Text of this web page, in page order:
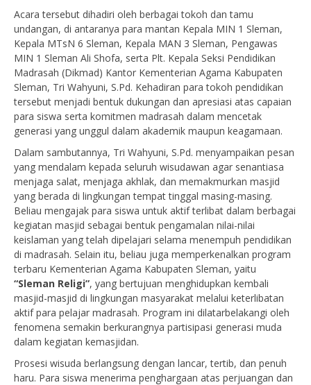
Acara tersebut dihadiri oleh berbagai tokoh dan tamu
undangan, di antaranya para mantan Kepala MIN 1 Sleman,
Kepala MTsN 6 Sleman, Kepala MAN 3 Sleman, Pengawas
MIN 1 Sleman Ali Shofa, serta Plt. Kepala Seksi Pendidikan
Madrasah (Dikmad) Kantor Kementerian Agama Kabupaten
Sleman, Tri Wahyuni, S.Pd. Kehadiran para tokoh pendidikan
tersebut menjadi bentuk dukungan dan apresiasi atas capaian
para siswa serta komitmen madrasah dalam mencetak
generasi yang unggul dalam akademik maupun keagamaan.
Dalam sambutannya, Tri Wahyuni, S.Pd. menyampaikan pesan
yang mendalam kepada seluruh wisudawan agar senantiasa
menjaga salat, menjaga akhlak, dan memakmurkan masjid
yang berada di lingkungan tempat tinggal masing-masing.
Beliau mengajak para siswa untuk aktif terlibat dalam berbagai
kegiatan masjid sebagai bentuk pengamalan nilai-nilai
keislaman yang telah dipelajari selama menempuh pendidikan
di madrasah. Selain itu, beliau juga memperkenalkan program
terbaru Kementerian Agama Kabupaten Sleman, yaitu
“Sleman Religi”, yang bertujuan menghidupkan kembali
masjid-masjid di lingkungan masyarakat melalui keterlibatan
aktif para pelajar madrasah. Program ini dilatarbelakangi oleh
fenomena semakin berkurangnya partisipasi generasi muda
dalam kegiatan kemasjidan.
Prosesi wisuda berlangsung dengan lancar, tertib, dan penuh
haru. Para siswa menerima penghargaan atas perjuangan dan